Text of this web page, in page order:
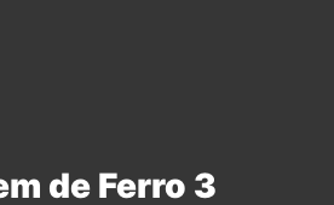
de Ferro 3